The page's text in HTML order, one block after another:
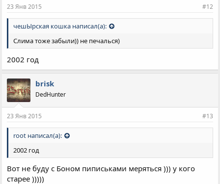
23 Янв 2015 #12
чешЫрская кошка написал(а):
Слима тоже забыли)) не печалься)
2002 год
brisk
DedHunter
23 Янв 2015 #13
root написал(а):
2002 год
Вот не буду с Боном пиписьками меряться ))) у кого
старее )))))